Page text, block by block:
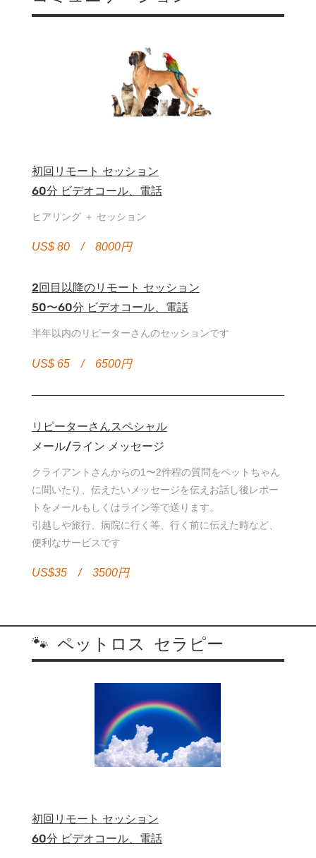
初回リモート セッション
60分 ビデオコール、電話
ヒアリング ＋ セッション
US$ 80 / 8000円
2回目以降のリモート セッション
50〜60分 ビデオコール、電話
半年以内のリピーターさんのセッションです
US$ 65 / 6500円
リピーターさんスペシャル
メール/ライン メッセージ
クライアントさんからの1〜2件程の質問をペットちゃん
に聞いたり、伝えたいメッセージを伝えお話し後レポー
トをメールもしくはライン等で送ります。
引越しや旅行、病院に行く等、行く前に伝えた時など、
便利なサービスです
US$35 / 3500円
🐾 ペットロス セラピー
初回リモート セッション
60分 ビデオコール、電話